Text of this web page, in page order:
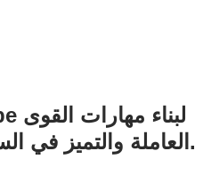
العاملة والتميز في السوق الوظيفي المزدحم.